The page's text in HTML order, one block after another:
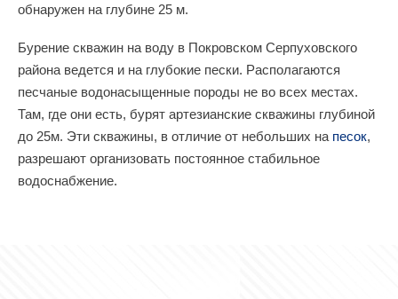
обнаружен на глубине 25 м.
Бурение скважин на воду в Покровском Серпуховского
района ведется и на глубокие пески. Располагаются
песчаные водонасыщенные породы не во всех местах.
Там, где они есть, бурят артезианские скважины глубиной
до 25м. Эти скважины, в отличие от небольших на песок,
разрешают организовать постоянное стабильное
водоснабжение.